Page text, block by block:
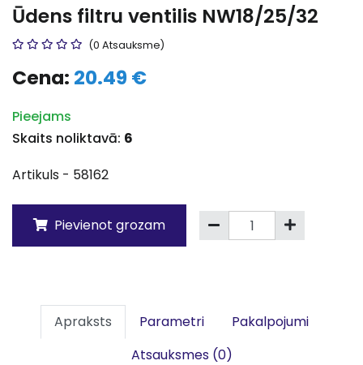
Ūdens filtru ventilis NW18/25/32
(0 Atsauksme)
Cena: 20.49 €
Pieejams
Skaits noliktavā: 6
Artikuls - 58162
Pievienot grozam
Apraksts Parametri
Pakalpojumi
Atsauksmes (0)